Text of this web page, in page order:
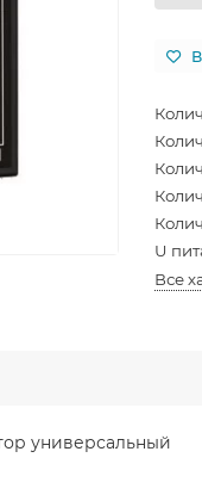
U
Все
универсальный